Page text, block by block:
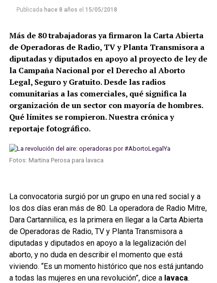
Publicada hace 8 años el 15/05/2018
Más de 80 trabajadoras ya firmaron la Carta Abierta
de Operadoras de Radio, TV y Planta Transmisora a
diputadas y diputados en apoyo al proyecto de ley de
la Campaña Nacional por el Derecho al Aborto
Legal, Seguro y Gratuito. Desde las radios
comunitarias a las comerciales, qué significa la
organización de un sector con mayoría de hombres.
Qué límites se rompieron. Nuestra crónica y
reportaje fotográfico.
Fotos: Martina Perosa para lavaca
La convocatoria surgió por un grupo en una red social y a
los dos días eran más de 80. La operadora de Radio Mitre,
Dara Cartannilica, es la primera en llegar a la Carta Abierta
de Operadoras de Radio, TV y Planta Transmisora a
diputadas y diputados en apoyo a la legalización del
aborto, y no duda en describir el momento que está
viviendo. “Es un momento histórico que nos está juntando
a todas las mujeres en una revolución”, dice a lavaca.